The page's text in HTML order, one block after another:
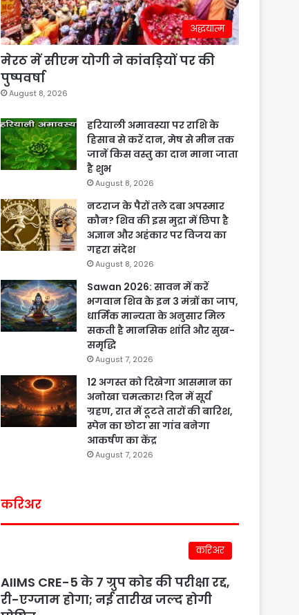
अद्धयात्म
मेरठ में सीएम योगी ने कांवड़ियों पर की
पुष्पवर्षा
August 8, 2026
हरियाली अमावस्या पर राशि के
हिसाब से करें दान, मेष से मीन तक
जानें किस वस्तु का दान माना जाता
है शुभ
August 8, 2026
नटराज के पैरों तले दबा अपस्मार
कौन? शिव की इस मुद्रा में छिपा है
अज्ञान और अहंकार पर विजय का
गहरा संदेश
August 8, 2026
Sawan 2026: सावन में करें
भगवान शिव के इन 3 मंत्रों का जाप,
धार्मिक मान्यता के अनुसार मिल
सकती है मानसिक शांति और सुख-
समृद्धि
August 7, 2026
12 अगस्त को दिखेगा आसमान का
अनोखा चमत्कार! दिन में सूर्य
ग्रहण, रात में टूटते तारों की बारिश,
स्पेन का छोटा सा गांव बनेगा
आकर्षण का केंद्र
August 7, 2026
करिअर
करिअर
AIIMS CRE-5 के 7 ग्रुप कोड की परीक्षा रद्द,
री-एग्जाम होगा; नई तारीख जल्द होगी